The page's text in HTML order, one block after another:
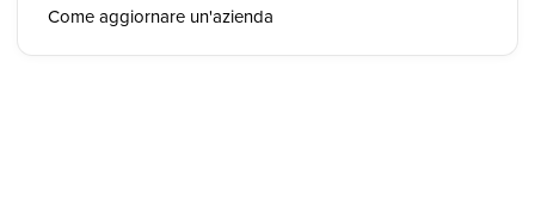
Come aggiornare un'azienda